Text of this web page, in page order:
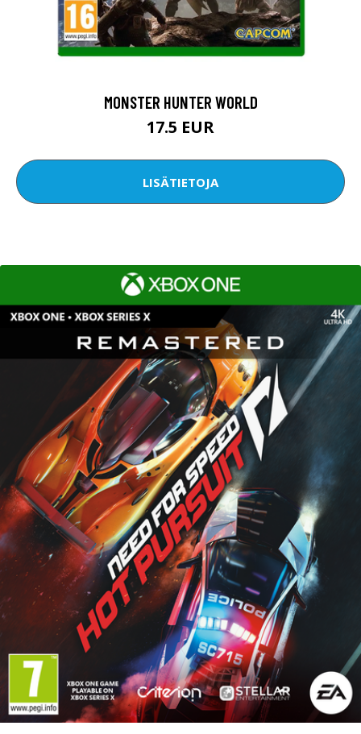
MONSTER HUNTER WORLD
17.5 EUR
LISÄTIETOJA